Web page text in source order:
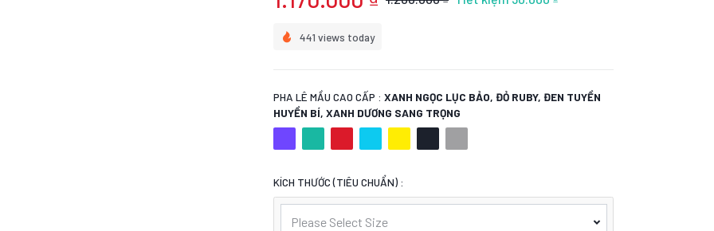
441 views today
PHA LÊ MẦU CAO CẤP : XANH NGỌC LỤC BẢO, ĐỎ RUBY, ĐEN TUYỀN
HUYỀN BÍ, XANH DƯƠNG SANG TRỌNG
KÍCH THƯỚC (TIÊU CHUẨN) :
Please Select Size